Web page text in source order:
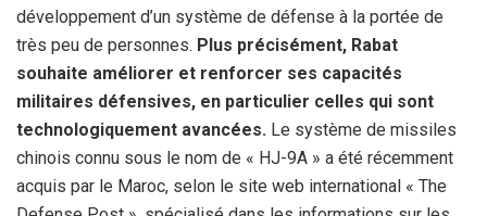
développement d’un système de défense à la portée de
très peu de personnes. Plus précisément, Rabat
souhaite améliorer et renforcer ses capacités
militaires défensives, en particulier celles qui sont
technologiquement avancées. Le système de missiles
chinois connu sous le nom de « HJ-9A » a été récemment
acquis par le Maroc, selon le site web international « The